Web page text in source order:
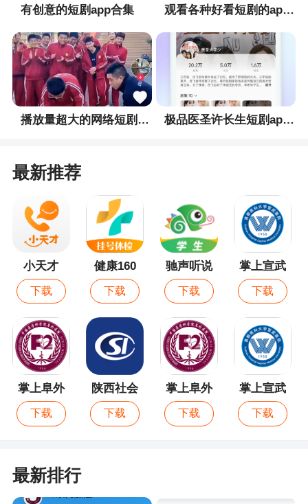
优化系统性能，体验更顺畅。
有创意的短剧app合集 观看各种好看短剧的app合集
播放量超大的网络短剧app合集 极品医圣许长生短剧app合集
最新推荐
小天才
下载
健康160
下载
驰声听说
在线最新
版
下载
掌上宣武
医院最新
版
下载
掌上阜外
医院最新
版
下载
陕西社会
保险
下载
掌上阜外
医院
下载
掌上宣武
医院
下载
最新排行